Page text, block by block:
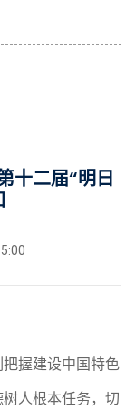
十二届“明日
握建设中国特色
人根本任务， 切